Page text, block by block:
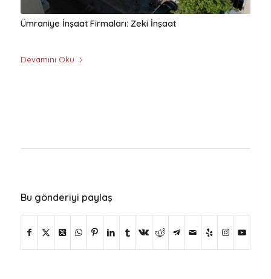
Ümraniye İnşaat Firmaları: Zeki İnşaat
Devamını Oku
Bu gönderiyi paylaş